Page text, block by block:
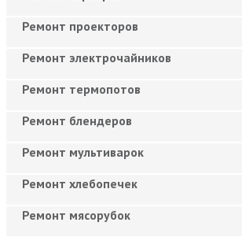
Ремонт проекторов
Ремонт электрочайников
Ремонт термопотов
Ремонт блендеров
Ремонт мультиварок
Ремонт хлебопечек
Ремонт мясорубок